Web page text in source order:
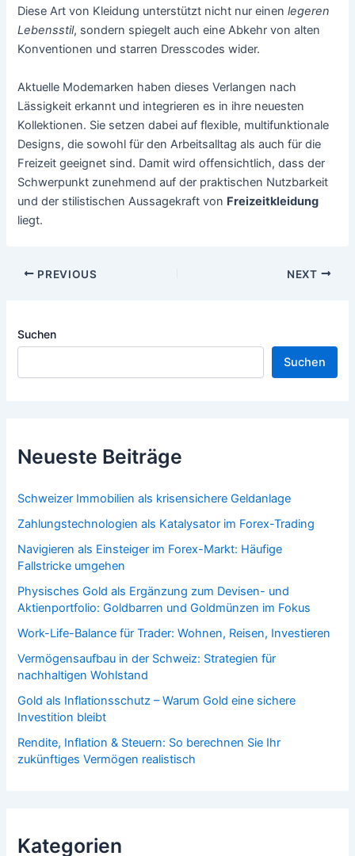
Diese Art von Kleidung unterstützt nicht nur einenlegeren
Lebensstil, sondern spiegelt auch eine Abkehr von alten
Konventionen und starren Dresscodes wider.
Aktuelle Modemarken haben dieses Verlangen nach
Lässigkeit erkannt und integrieren es in ihre neuesten
Kollektionen. Sie setzen dabei auf flexible, multifunktionale
Designs, die sowohl für den Arbeitsalltag als auch für die
Freizeit geeignet sind. Damit wird offensichtlich, dass der
Schwerpunkt zunehmend auf der praktischen Nutzbarkeit
und der stilistischen Aussagekraft von Freizeitkleidung
liegt.
Post
PREVIOUS NEXT
Suchen
Suchen
Neueste Beiträge
Schweizer Immobilien als krisensichere Geldanlage
Zahlungstechnologien als Katalysator im Forex-Trading
Navigieren als Einsteiger im Forex-Markt: Häufige
Fallstricke umgehen
Physisches Gold als Ergänzung zum Devisen- und
Aktienportfolio: Goldbarren und Goldmünzen im Fokus
Work-Life-Balance für Trader: Wohnen, Reisen, Investieren
Vermögensaufbau in der Schweiz: Strategien für
nachhaltigen Wohlstand
Gold als Inflationsschutz – Warum Gold eine sichere
Investition bleibt
Rendite, Inflation & Steuern: So berechnen Sie Ihr
zukünftiges Vermögen realistisch
Kategorien